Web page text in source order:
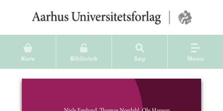
Kurv Bibliotek Søg Menu